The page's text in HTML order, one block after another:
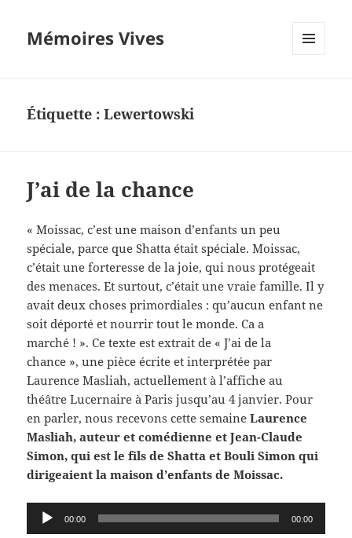
Mémoires Vives
Étiquette :Lewertowski
J’ai de la chance
« Moissac, c’est une maison d’enfants un peu
spéciale, parce que Shatta était spéciale. Moissac,
c’était une forteresse de la joie, qui nous protégeait
des menaces. Et surtout, c’était une vraie famille. Il y
avait deux choses primordiales : qu’aucun enfant ne
soit déporté et nourrir tout le monde. Ca a
marché ! ». Ce texte est extrait de « J’ai de la
chance », une pièce écrite et interprétée par
Laurence Masliah, actuellement à l’affiche au
théâtre Lucernaire à Paris jusqu’au 4 janvier. Pour
en parler, nous recevons cette semaineLaurence
Masliah, auteur et comédienne et Jean-Claude
Simon, qui est le fils de Shatta et Bouli Simon qui
dirigeaient la maison d’enfants de Moissac.
Lecteur
audio
00:00 00:00